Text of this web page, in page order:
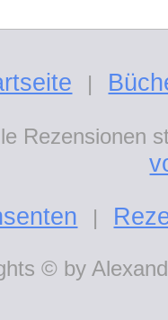
|
Rezensionen
|
© by